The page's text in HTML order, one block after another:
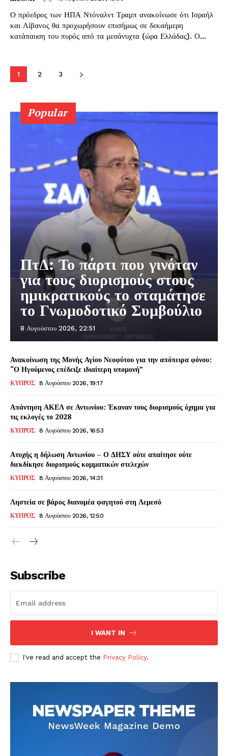
Ο πρόεδρος των ΗΠΑ Ντόναλντ Τραμπ ανακοίνωσε ότι Ισραήλ
και Λίβανος θα προχωρήσουν επισήμως σε δεκαήμερη
κατάπαυση του πυρός από τα μεσάνυχτα (ώρα Ελλάδας). Ο...
1 2 3
Popular
ΠτΔ: Το πάρτι που γινόταν
για τους διορισμούς στους
ημικρατικούς το σταμάτησε
το Γνωμοδοτικό Συμβούλιο
8 Αυγούστου 2026, 22:51
Ανακοίνωση της Μονής Αγίου Νεοφύτου για την απόπειρα φόνου:
“Ο Ηγούμενος επέδειξε ιδιαίτερη υπομονή”
ΚΥΠΡΟΣ 8 Αυγούστου 2026, 19:17
Απάντηση ΑΚΕΛ σε Αντωνίου: Έκαναν τους διορισμούς όχημα για
τις εκλογές το 2028
ΚΥΠΡΟΣ 8 Αυγούστου 2026, 16:53
Ατυχής η δήλωση Αντωνίου – Ο ΔΗΣΥ ούτε απαίτησε ούτε
διεκδίκησε διορισμούς κομματικών στελεχών
ΚΥΠΡΟΣ 8 Αυγούστου 2026, 14:31
Ληστεία σε βάρος διανομέα φαγητού στη Λεμεσό
ΚΥΠΡΟΣ 8 Αυγούστου 2026, 12:50
Subscribe
I WANT IN
I've read and accept the Privacy Policy.